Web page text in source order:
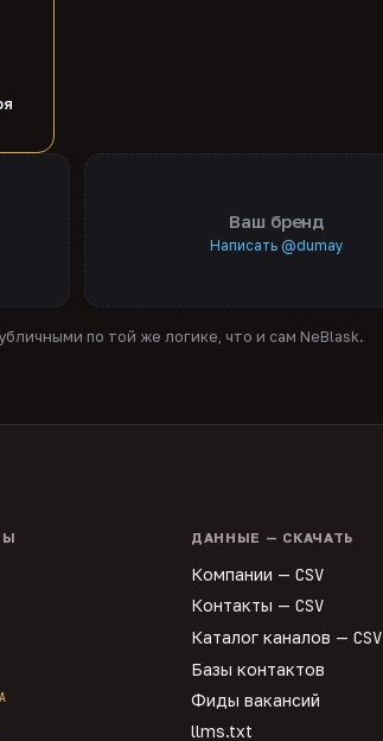
Ваш бренд
Написать @dumay
по той же логике, что и сам NeBlask.
ДАННЫЕ — СКАЧАТЬ
Компании — CSV
Контакты — CSV
Каталог каналов — CSV
Базы контактов
Фиды вакансий
llms.txt